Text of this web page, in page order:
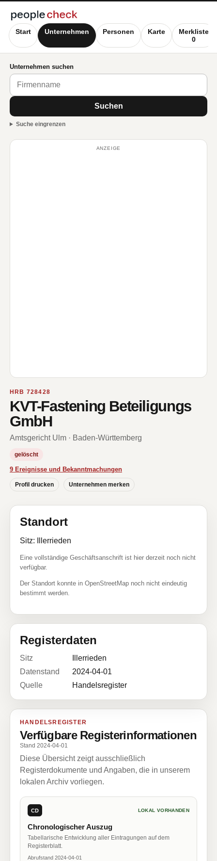
Start Unternehmen Personen Karte
Merkliste
0
Unternehmen suchen
Suchen
Suche eingrenzen
ANZEIGE
HRB 728428
KVT-Fastening Beteiligungs
GmbH
Amtsgericht Ulm · Baden-Württemberg
gelöscht
9 Ereignisse und Bekanntmachungen
Profil drucken Unternehmen merken
Standort
Sitz: Illerrieden
Eine vollständige Geschäftsanschrift ist hier derzeit noch nicht
verfügbar.
Der Standort konnte in OpenStreetMap noch nicht eindeutig
bestimmt werden.
Registerdaten
Sitz
Illerrieden
Datenstand
2024-04-01
Quelle
Handelsregister
HANDELSREGISTER
Verfügbare Registerinformationen
Stand 2024-04-01
Diese Übersicht zeigt ausschließlich
Registerdokumente und Angaben, die in unserem
lokalen Archiv vorliegen.
CD LOKAL VORHANDEN
Chronologischer Auszug
Tabellarische Entwicklung aller Eintragungen auf dem
Registerblatt.
Abrufstand 2024-04-01